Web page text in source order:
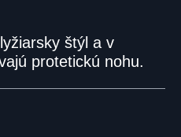
štýl a v
protetickú nohu.